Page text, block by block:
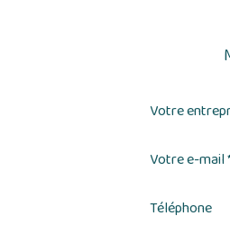
Votre
Votre e-mail
Téléphone